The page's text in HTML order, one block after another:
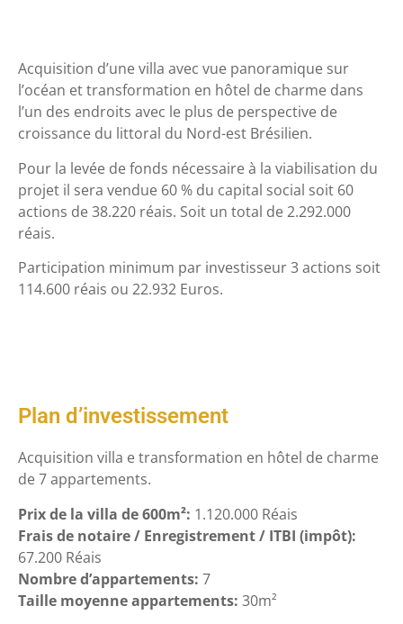
Acquisition d’une villa avec vue panoramique sur
l’océan et transformation en hôtel de charme dans
l’un des endroits avec le plus de perspective de
croissance du littoral du Nord-est Brésilien.
Pour la levée de fonds nécessaire à la viabilisation du
projet il sera vendue 60 % du capital social soit 60
actions de 38.220 réais. Soit un total de 2.292.000
réais.
Participation minimum par investisseur 3 actions soit
114.600 réais ou 22.932 Euros.
Plan d’investissement
Acquisition villa e transformation en hôtel de charme
de 7 appartements.
Prix de la villa de 600m²: 1.120.000 Réais
Frais de notaire / Enregistrement / ITBI (impôt):
67.200 Réais
Nombre d’appartements: 7
Taille moyenne appartements: 30m²